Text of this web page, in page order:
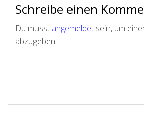
Schreibe einen
Du musst angemeldet sein, um
abzugeben.